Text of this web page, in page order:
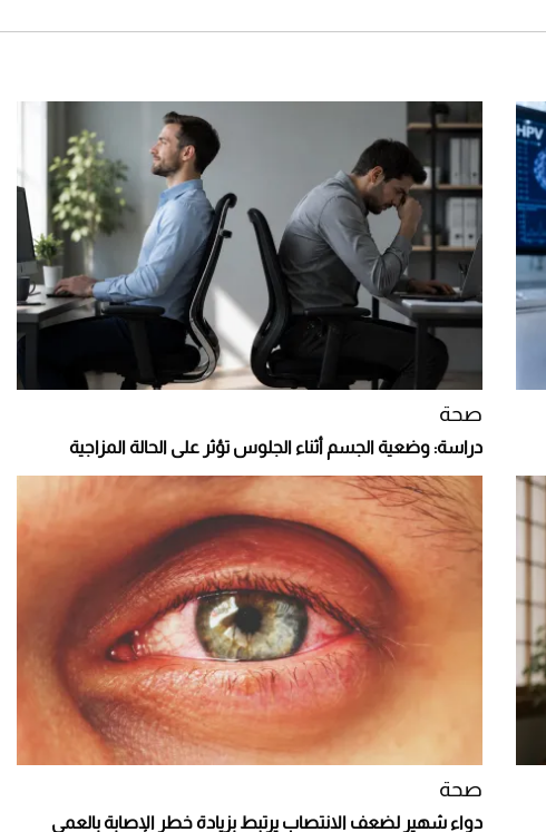
صحة
دراسة: وضعية الجسم أثناء الجلوس تؤثر على الحالة المزاجية
صحة
دواء شهير لضعف الانتصاب يرتبط بزيادة خطر الإصابة بالعمى